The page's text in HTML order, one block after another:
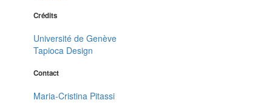
Crédits
Université de Genève
Tapioca Design
Contact
Maria-Cristina Pitassi